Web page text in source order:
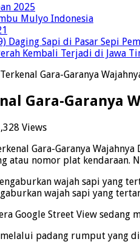
2025
Mulyo Indonesia
Daging Sapi di Pasar Sepi
Kembali Terjadi di Jawa
Gara-Garanya
Gara-Garanya
Views
Gara-Garanya
atau nomor plat
wajah sapi yang
Google Street View
padang rumput yang